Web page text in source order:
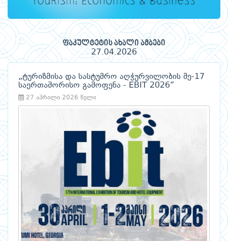
ფაკულტეტის ახალი ამბები
27.04.2026
„ტურიზმისა და სასტუმრო აღჭურვილობის მე-17
საერთაშორისო გამოფენა - EBIT 2026”
27 აპრილი 2026 წელი